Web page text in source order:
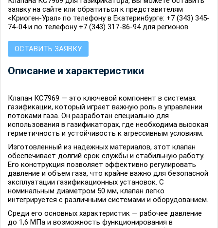
заявку на сайте или обратиться к представителям
«Криоген-Урал» по телефону в Екатеринбурге: +7 (343) 345-
74-04 и по телефону +7 (343) 317-86-94 для регионов
ОСТАВИТЬ ЗАЯВКУ
Описание и характеристики
Клапан КС7969 — это ключевой компонент в системах
газификации, который играет важную роль в управлении
потоками газа. Он разработан специально для
использования в газификаторах, где необходима высокая
герметичность и устойчивость к агрессивным условиям.
Изготовленный из надежных материалов, этот клапан
обеспечивает долгий срок службы и стабильную работу.
Его конструкция позволяет эффективно регулировать
давление и объем газа, что крайне важно для безопасной
эксплуатации газификационных установок. С
номинальным диаметром 50 мм, клапан легко
интегрируется с различными системами и оборудованием.
Среди его основных характеристик — рабочее давление
до 1,6 МПа и возможность функционирования в